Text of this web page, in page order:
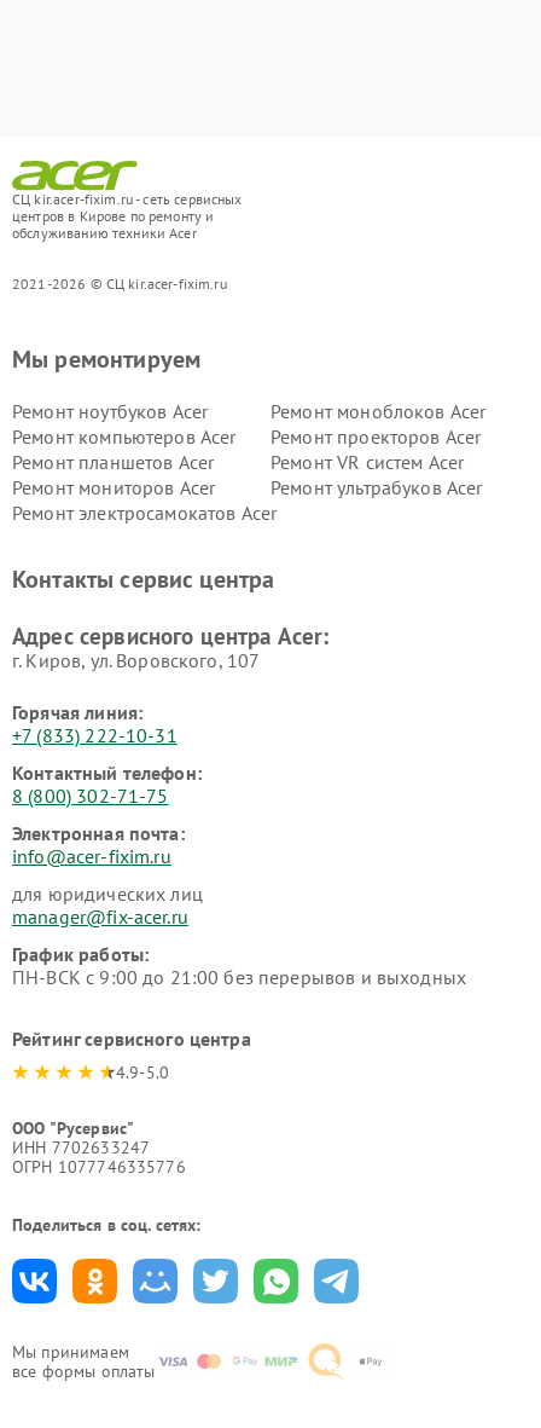
СЦ kir.acer-fixim.ru - сеть сервисных
центров в Кирове по ремонту и
обслуживанию техники Acer
2021-2026 © СЦ kir.acer-fixim.ru
Мы принимаем
все формы оплаты
Мы ремонтируем
Ремонт ноутбуков Acer
Ремонт моноблоков Acer
Ремонт компьютеров Acer
Ремонт проекторов Acer
Ремонт планшетов Acer
Ремонт VR систем Acer
Ремонт мониторов Acer
Ремонт ультрабуков Acer
Ремонт электросамокатов Acer
Контакты сервис центра
Адрес сервисного центра Acer:
г. Киров, ул. Воровского, 107
Горячая линия:
+7 (833) 222-10-31
Контактный телефон:
8 (800) 302-71-75
Электронная почта:
info@acer-fixim.ru
для юридических лиц
manager@fix-acer.ru
График работы:
ПН-ВСК с 9:00 до 21:00 без перерывов и выходных
Рейтинг сервисного центра
4.9-5.0
ООО "Русервис"
ИНН 7702633247
ОГРН 1077746335776
Поделиться в соц. сетях: